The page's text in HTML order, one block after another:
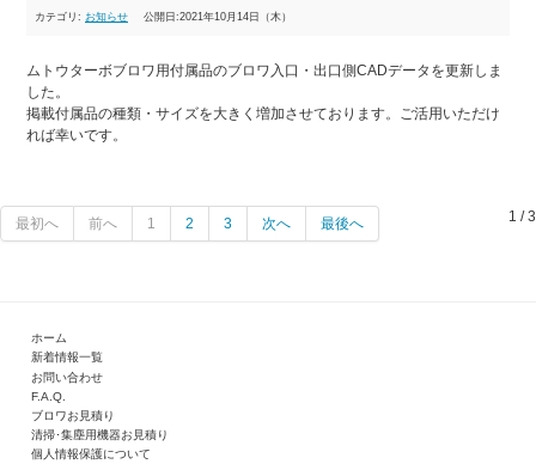
カテゴリ: お知らせ 公開日:2021年10月14日（木）
ムトウターボブロワ用付属品のブロワ入口・出口側CADデータを更新しま
した。
掲載付属品の種類・サイズを大きく増加させております。ご活用いただけ
れば幸いです。
1 / 3
最初へ 前へ 1 2 3 次へ 最後へ
ホーム
新着情報一覧
お問い合わせ
F.A.Q.
ブロワお見積り
清掃･集塵用機器お見積り
個人情報保護について